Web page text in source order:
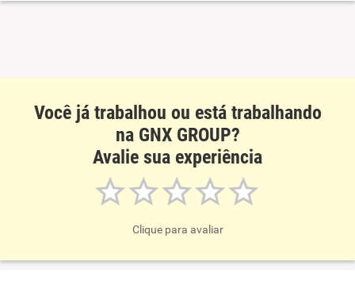
Você já trabalhou ou está trabalhando
na GNX GROUP?
Avalie sua experiência
Clique para avaliar